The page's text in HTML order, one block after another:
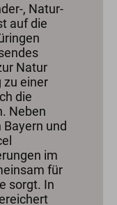
, Natur-
auf die
Natur
zu einer
die
Neben
Bayern und
im
für
sorgt. In